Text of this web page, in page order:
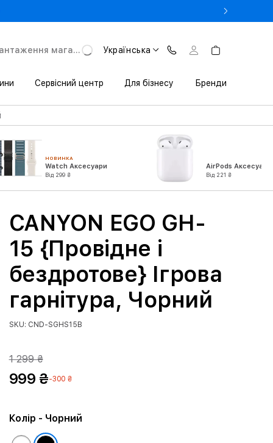
Оновіть iPhone за Trade-in в iSpace з вигодою до 3800 грн.
магазину Українська
Сервісний центр Для бізнесу Бренди
НОВИНКА
Watch Аксесуари
Від 299 ₴
AirPods Аксесуари
Від 221 ₴
CANYON EGO GH-
15 {Провідне і
бездротове} Ігрова
гарнітура, Чорний
SKU: CND-SGHS15B
1 299 ₴
999 ₴-300 ₴
Колір - Чорний